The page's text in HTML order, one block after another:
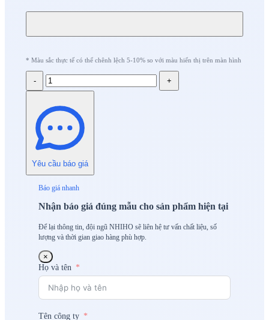
* Màu sắc thực tế có thể chênh lệch 5-10% so với màu hiển thị trên màn hình
- +
Yêu cầu báo giá
Báo giá nhanh
Nhận báo giá đúng mẫu cho sản phẩm hiện tại
Để lại thông tin, đội ngũ NHIHO sẽ liên hệ tư vấn chất liệu, số
lượng và thời gian giao hàng phù hợp.
×
Họ và tên
Tên công ty